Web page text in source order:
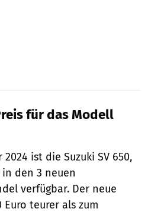
für das Modell
ist die Suzuki SV 650,
den 3 neuen
verfügbar. Der neue
Euro teurer als zum